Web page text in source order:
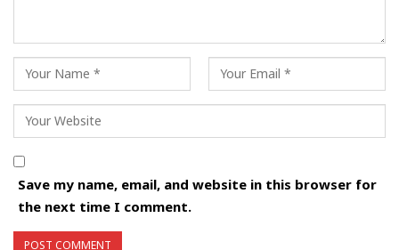
Save my name, email, and website in this browser for
the next time I comment.